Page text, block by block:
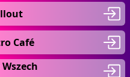
Café